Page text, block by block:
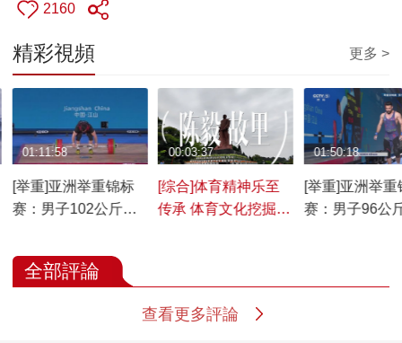
2160
精彩視頻 更多 >
[举重]亚洲举重锦标
赛：男子102公斤级
01:11:58
[综合]体育精神乐至
传承 体育文化挖掘助
00:03:37
[举重]亚洲举重
赛：男子96公
01:50:18
全部評論
查看更多評論